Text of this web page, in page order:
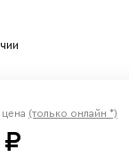
(только онлайн *)